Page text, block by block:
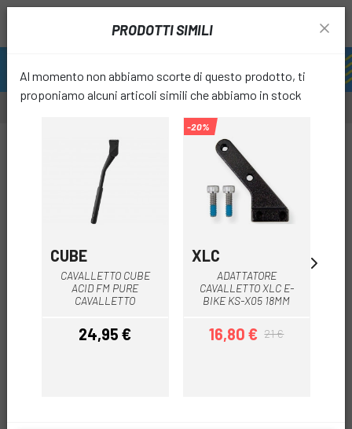
PRODOTTI SIMILI
Al momento non abbiamo scorte di questo prodotto, ti
proponiamo alcuni articoli simili che abbiamo in stock
CUBE
CAVALLETTO CUBE
ACID FM PURE
CAVALLETTO
Prezzo
24,95 €
-20%
XLC
ADATTATORE
CAVALLETTO XLC E-
BIKE KS-X05 18MM
Prezzo
16,80 €Prezzo base
21 €